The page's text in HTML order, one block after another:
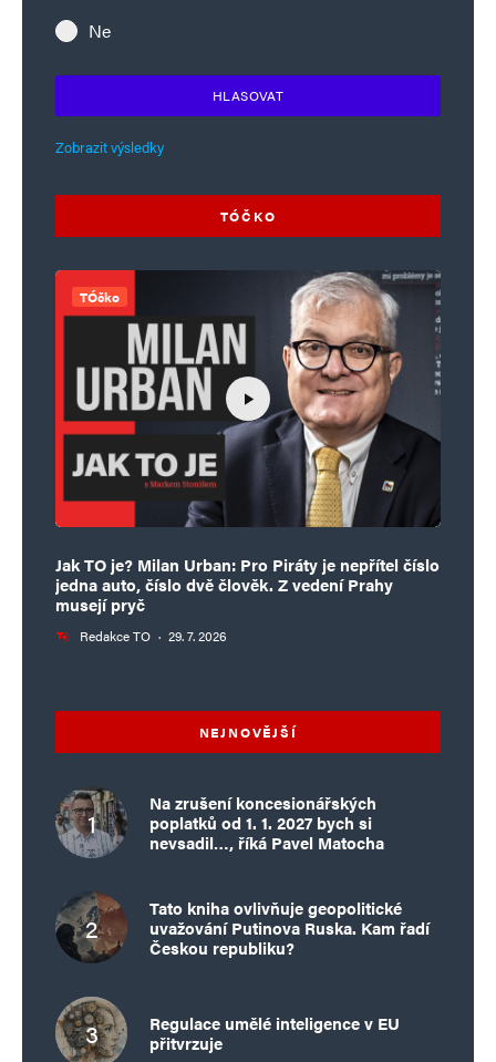
Ne
HLASOVAT
Zobrazit výsledky
TÓČKO
TÓčko
Jak TO je? Milan Urban: Pro Piráty je nepřítel číslo
jedna auto, číslo dvě člověk. Z vedení Prahy
musejí pryč
Redakce TO · 29. 7. 2026
NEJNOVĚJŠÍ
Na zrušení koncesionářských
poplatků od 1. 1. 2027 bych si
nevsadil…, říká Pavel Matocha
Tato kniha ovlivňuje geopolitické
uvažování Putinova Ruska. Kam řadí
Českou republiku?
Regulace umělé inteligence v EU
přitvrzuje